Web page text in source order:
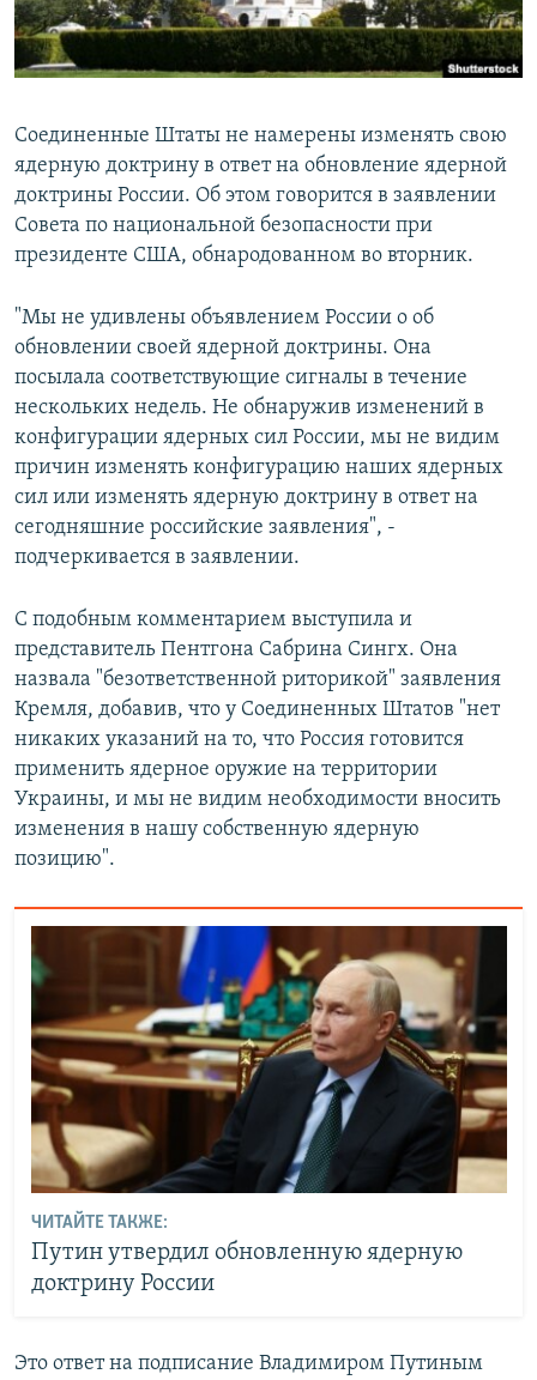
Соединенные Штаты не намерены изменять свою
ядерную доктрину в ответ на обновление ядерной
доктрины России. Об этом говорится в заявлении
Совета по национальной безопасности при
президенте США, обнародованном во вторник.
"Мы не удивлены объявлением России о об
обновлении своей ядерной доктрины. Она
посылала соответствующие сигналы в течение
нескольких недель. Не обнаружив изменений в
конфигурации ядерных сил России, мы не видим
причин изменять конфигурацию наших ядерных
сил или изменять ядерную доктрину в ответ на
сегодняшние российские заявления", -
подчеркивается в заявлении.
С подобным комментарием выступила и
представитель Пентгона Сабрина Сингх. Она
назвала "безответственной риторикой" заявления
Кремля, добавив, что у Соединенных Штатов "нет
никаких указаний на то, что Россия готовится
применить ядерное оружие на территории
Украины, и мы не видим необходимости вносить
изменения в нашу собственную ядерную
позицию".
ЧИТАЙТЕ ТАКЖЕ:
Путин утвердил обновленную ядерную
доктрину России
Это ответ на подписание Владимиром Путиным